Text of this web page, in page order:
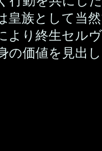
皇族として当
より終生セル
の価値を見出